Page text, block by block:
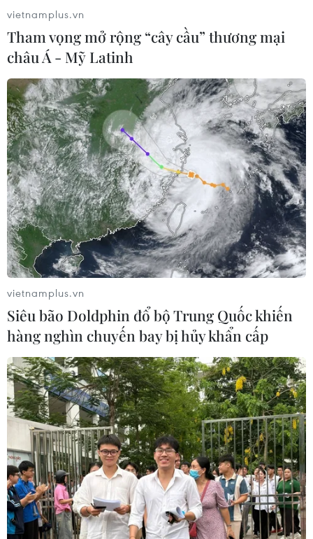
Việc Canada bắt giữ Phó Chủ tịch kiêm CFO Huawei
của Trung Quốc Mạnh Vãn Chu theo yêu cầu của Mỹ
được xem như hành động khoét sâu bất đồng Mỹ-Trung
vietnamplus.vn
Tham vọng mở rộng “cây cầu” thương mại
châu Á - Mỹ Latinh
vietnamplus.vn
Siêu bão Doldphin đổ bộ Trung Quốc khiến
hàng nghìn chuyến bay bị hủy khẩn cấp